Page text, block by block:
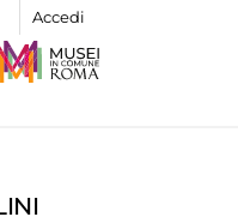
Accedi